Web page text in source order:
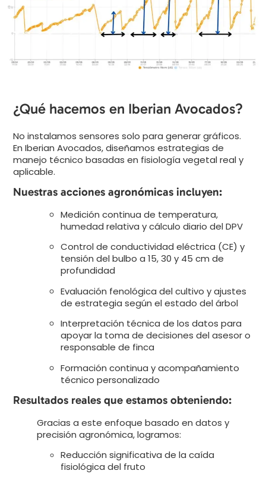
¿Qué hacemos en Iberian Avocados?
No instalamos sensores solo para generar gráficos.
En Iberian Avocados, diseñamos estrategias de
manejo técnico basadas en fisiología vegetal real y
aplicable.
Nuestras acciones agronómicas incluyen:
Medición continua de temperatura,
humedad relativa y cálculo diario del DPV
Control de conductividad eléctrica (CE) y
tensión del bulbo a 15, 30 y 45 cm de
profundidad
Evaluación fenológica del cultivo y ajustes
de estrategia según el estado del árbol
Interpretación técnica de los datos para
apoyar la toma de decisiones del asesor o
responsable de finca
Formación continua y acompañamiento
técnico personalizado
Resultados reales que estamos obteniendo:
Gracias a este enfoque basado en datos y
precisión agronómica, logramos:
Reducción significativa de la caída
fisiológica del fruto